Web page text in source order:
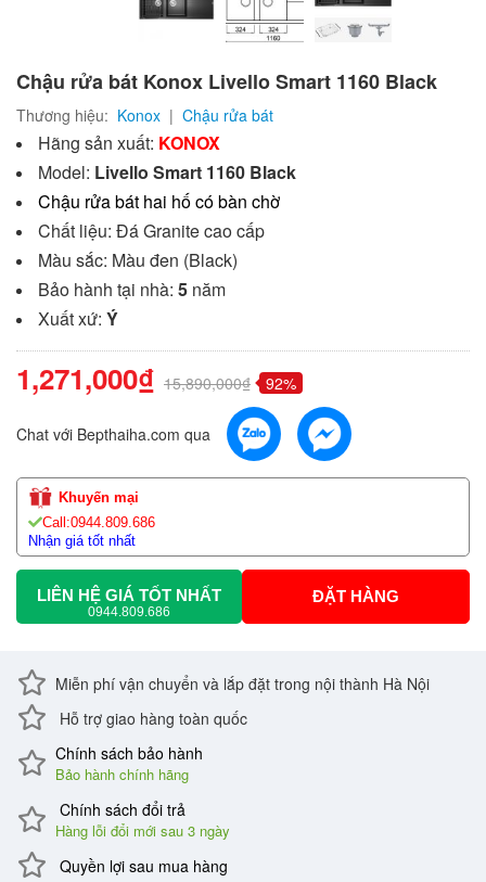
Chậu rửa bát Konox Livello Smart 1160 Black
Thương hiệu: Konox | Chậu rửa bát
Hãng sản xuất: KONOX
Model: Livello Smart 1160 Black
Chậu rửa bát hai hố có bàn chờ
Chất liệu: Đá Granite cao cấp
Màu sắc: Màu đen (Black)
Bảo hành tại nhà: 5 năm
Xuất xứ: Ý
1,271,000₫ 15,890,000₫ 92%
Chat với Bepthaiha.com qua
Khuyến mại
Call:0944.809.686
Nhận giá tốt nhất
LIÊN HỆ GIÁ TỐT NHẤT
0944.809.686
ĐẶT HÀNG
Miễn phí vận chuyển và lắp đặt trong nội thành Hà Nội
Hỗ trợ giao hàng toàn quốc
Chính sách bảo hành
Bảo hành chính hãng
Chính sách đổi trả
Hàng lỗi đổi mới sau 3 ngày
Quyền lợi sau mua hàng